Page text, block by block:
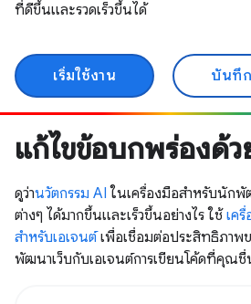
ที่ดีขึ้นและรวดเร็วขึ้นได้
เริ่มใช้งาน บันทึ
แก้ไขข้อบกพร่องด้ว
ดูว่านวัตกรรม AI ในเครื่องมือสำหรับนัก
ต่างๆ ได้มากขึ้นและเร็วขึ้นอย่างไร ใช้ เค
สำหรับเอเจนต์เพื่อเชื่อมต่อประสิทธิภาพ
พัฒนาเว็บกับเอเจนต์การเขียนโค้ดที่คุณ